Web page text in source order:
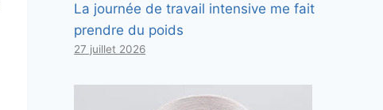
La journée de travail intensive me fait
prendre du poids
27 juillet 2026